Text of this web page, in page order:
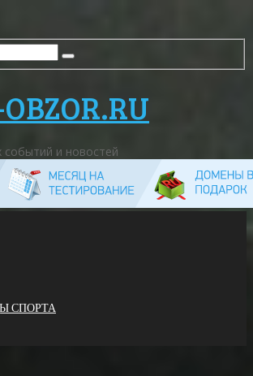
событий и новостей
СПОРТА